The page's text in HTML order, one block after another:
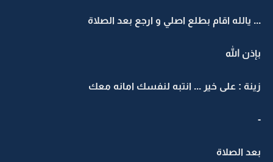
... يالله اقام بطلع اصلي و ارجع بعد الصلاة
بإذن الله
زينة : على خير ... انتبه لنفسك امانه معك
-
بعد الصلاة